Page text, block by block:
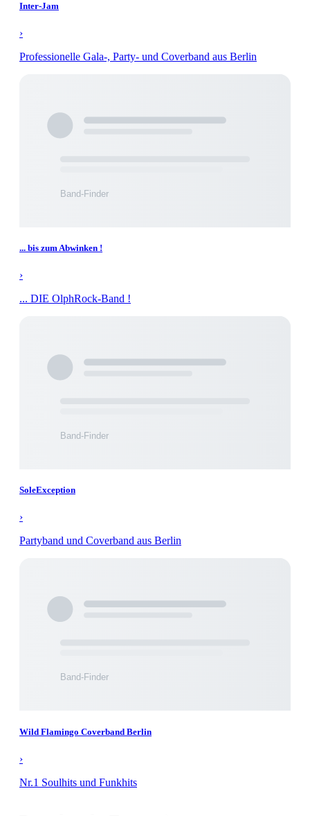
Inter-Jam
›
Professionelle Gala-, Party- und Coverband aus Berlin
... bis zum Abwinken !
›
... DIE OlphRock-Band !
SoleException
›
Partyband und Coverband aus Berlin
Wild Flamingo Coverband Berlin
›
Nr.1 Soulhits und Funkhits